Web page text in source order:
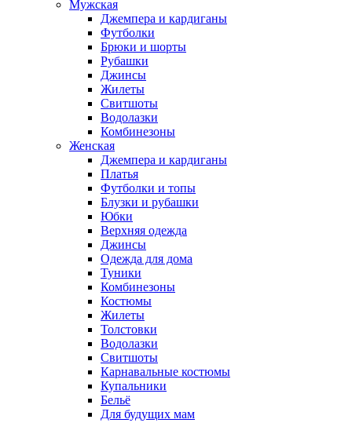
Мужская
Джемпера и кардиганы
Футболки
Брюки и шорты
Рубашки
Джинсы
Жилеты
Свитшоты
Водолазки
Комбинезоны
Женская
Джемпера и кардиганы
Платья
Футболки и топы
Блузки и рубашки
Юбки
Верхняя одежда
Джинсы
Одежда для дома
Туники
Комбинезоны
Костюмы
Жилеты
Толстовки
Водолазки
Свитшоты
Карнавальные костюмы
Купальники
Бельё
Для будущих мам